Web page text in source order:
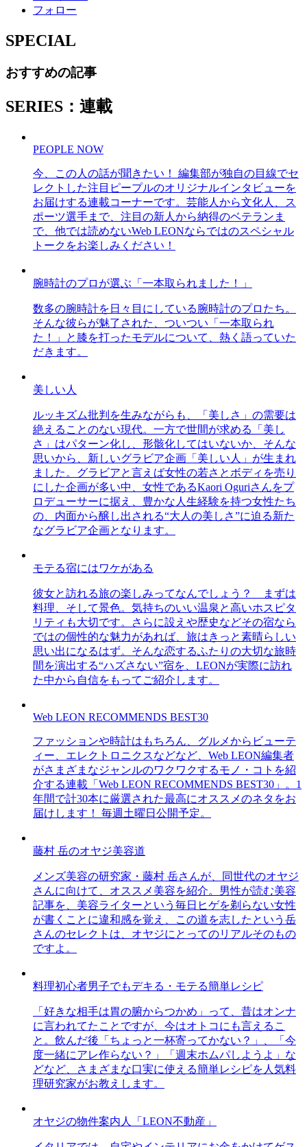
フォロー
SPECIAL
おすすめの記事
SERIES：連載
PEOPLE NOW
今、この人の話が聞きたい！ 編集部が独自の目線でセ
レクトした注目ピープルのオリジナルインタビューを
お届けする連載コーナーです。芸能人から文化人、ス
ポーツ選手まで、注目の新人から納得のベテランま
で、他では読めないWeb LEONならではのスペシャル
トークをお楽しみください！
腕時計のプロが選ぶ「一本取られました！」
数多の腕時計を日々目にしている腕時計のプロたち。
そんな彼らが魅了された、ついつい「一本取られ
た！」と膝を打ったモデルについて、熱く語っていた
だきます。
美しい人
ルッキズム批判を生みながらも、「美しさ」の需要は
絶えることのない現代。一方で世間が求める「美し
さ」はパターン化し、形骸化してはいないか、そんな
思いから、新しいグラビア企画「美しい人」が生まれ
ました。グラビアと言えば女性の若さとボディを売り
にした企画が多い中、女性であるKaori Oguriさんをプ
ロデューサーに据え、豊かな人生経験を持つ女性たち
の、内面から醸し出される“大人の美しさ”に迫る新た
なグラビア企画となります。
モテる宿にはワケがある
彼女と訪れる旅の楽しみってなんでしょう？ まずは
料理、そして景色。気持ちのいい温泉と高いホスピタ
リティも大切です。さらに設えや歴史などその宿なら
ではの個性的な魅力があれば、旅はきっと素晴らしい
思い出になるはず。そんな恋するふたりの大切な旅時
間を演出する“ハズさない”宿を、LEONが実際に訪れ
た中から自信をもってご紹介します。
Web LEON RECOMMENDS BEST30
ファッションや時計はもちろん、グルメからビューテ
ィー、エレクトロニクスなどなど、Web LEON編集者
がさまざまなジャンルのワクワクするモノ・コトを紹
介する連載「Web LEON RECOMMENDS BEST30」。1
年間で計30本に厳選された最高にオススメのネタをお
届けします！ 毎週土曜日公開予定。
藤村 岳のオヤジ美容道
メンズ美容の研究家・藤村 岳さんが、同世代のオヤジ
さんに向けて、オススメ美容を紹介。男性が読む美容
記事を、美容ライターという毎日ヒゲを剃らない女性
が書くことに違和感を覚え、この道を志したという岳
さんのセレクトは、オヤジにとってのリアルそのもの
ですよ。
料理初心者男子でもデキる・モテる簡単レシピ
「好きな相手は胃の腑からつかめ」って、昔はオンナ
に言われてたことですが、今はオトコにも言えるこ
と。飲んだ後「ちょっと一杯寄ってかない？」、「今
度一緒にアレ作らない？」「週末ホムパしようよ」な
どなど、さまざまな口実に使える簡単レシピを人気料
理研究家がお教えします。
オヤジの物件案内人「LEON不動産」